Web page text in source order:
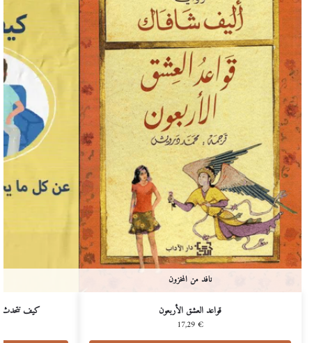
نافد من المخزون
قواعد العشق الأربعون
17,29€
كيف نتحدث